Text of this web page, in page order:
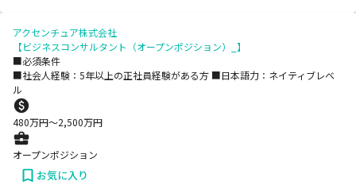
アクセンチュア株式会社
【ビジネスコンサルタント（オープンポジション）_】
■必須条件
■社会人経験：5年以上の正社員経験がある方 ■日本語力：ネイティブレベ
ル
480万円〜2,500万円
オープンポジション
お気に入り